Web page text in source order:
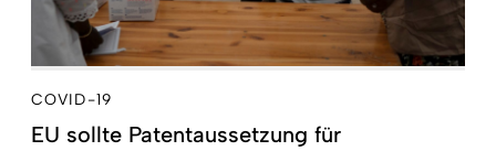
COVID-19
EU sollte Patentaussetzung für